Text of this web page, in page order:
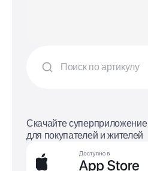
Скачайте суперприложение
для покупателей и жителей